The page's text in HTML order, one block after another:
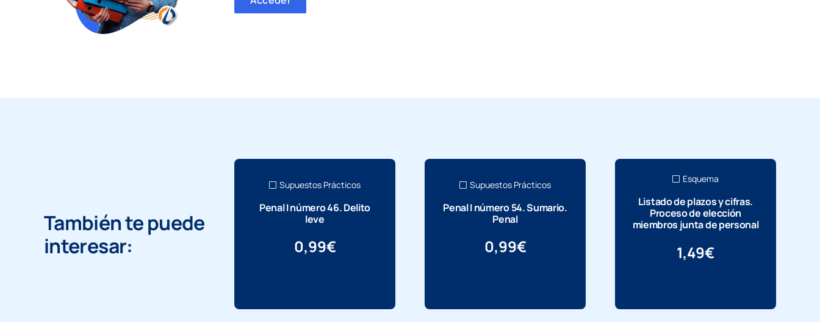
También te puede
interesar:
Supuestos Prácticos
Penal I número 46. Delito
leve
0,99€
Supuestos Prácticos
Penal I número 54. Sumario.
Penal
0,99€
Esquema
Listado de plazos y cifras.
Proceso de elección
miembros junta de personal
1,49€